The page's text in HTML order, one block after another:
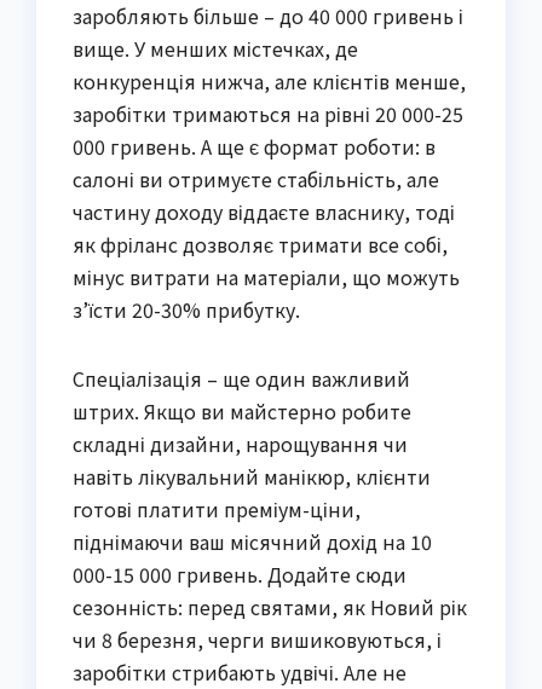
заробляють більше – до 40 000 гривень і
вище. У менших містечках, де
конкуренція нижча, але клієнтів менше,
заробітки тримаються на рівні 20 000-25
000 гривень. А ще є формат роботи: в
салоні ви отримуєте стабільність, але
частину доходу віддаєте власнику, тоді
як фріланс дозволяє тримати все собі,
мінус витрати на матеріали, що можуть
з’їсти 20-30% прибутку.
Спеціалізація – ще один важливий
штрих. Якщо ви майстерно робите
складні дизайни, нарощування чи
навіть лікувальний манікюр, клієнти
готові платити преміум-ціни,
піднімаючи ваш місячний дохід на 10
000-15 000 гривень. Додайте сюди
сезонність: перед святами, як Новий рік
чи 8 березня, черги вишиковуються, і
заробітки стрибають удвічі. Але не